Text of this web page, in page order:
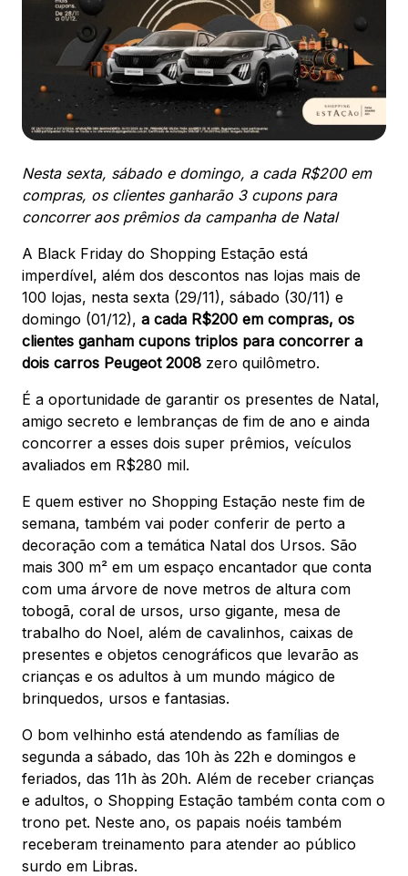
ENDEREÇO
Av. Sete de Setembro, 2775 - Rebouças -
Curitiba, PR - CEP: 80230010
Ver local
Chamar Uber
CONTATO
(41) 3094-5300
WhatsApp
Mapa Virtual
Nesta sexta, sábado e domingo, a cada R$200 em
compras, os clientes ganharão 3 cupons para
concorrer aos prêmios da campanha de Natal
A Black Friday do Shopping Estação está
imperdível, além dos descontos nas lojas mais de
100 lojas, nesta sexta (29/11), sábado (30/11) e
domingo (01/12), a cada R$200 em compras, os
clientes ganham cupons triplos para concorrer a
dois carros Peugeot 2008 zero quilômetro.
É a oportunidade de garantir os presentes de Natal,
amigo secreto e lembranças de fim de ano e ainda
concorrer a esses dois super prêmios, veículos
avaliados em R$280 mil.
E quem estiver no Shopping Estação neste fim de
semana, também vai poder conferir de perto a
decoração com a temática Natal dos Ursos. São
mais 300 m² em um espaço encantador que conta
com uma árvore de nove metros de altura com
tobogã, coral de ursos, urso gigante, mesa de
trabalho do Noel, além de cavalinhos, caixas de
presentes e objetos cenográficos que levarão as
crianças e os adultos à um mundo mágico de
brinquedos, ursos e fantasias.
O bom velhinho está atendendo as famílias de
segunda a sábado, das 10h às 22h e domingos e
feriados, das 11h às 20h. Além de receber crianças
e adultos, o Shopping Estação também conta com o
trono pet. Neste ano, os papais noéis também
receberam treinamento para atender ao público
surdo em Libras.